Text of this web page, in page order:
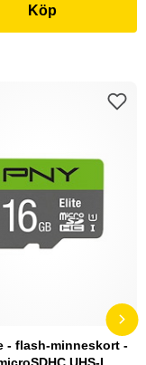
Köp
- flash-minneskort -